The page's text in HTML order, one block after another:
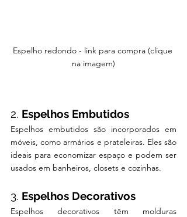
Espelho redondo - link para compra (clique
na imagem)
2. Espelhos Embutidos
Espelhos embutidos são incorporados em
móveis, como armários e prateleiras. Eles são
ideais para economizar espaço e podem ser
usados em banheiros, closets e cozinhas.
3. Espelhos Decorativos
Espelhos decorativos têm molduras